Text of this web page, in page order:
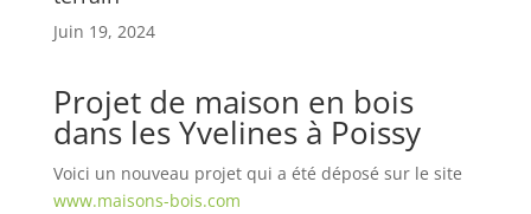
Juin 19, 2024
Projet de maison en bois
dans les Yvelines à Poissy
Voici un nouveau projet qui a été déposé sur le site
www.maisons-bois.com